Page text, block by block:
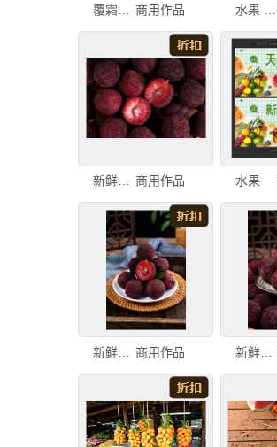
商用作品
新鲜饱满的红杨梅特写 商用作品 水果
商用作品 新鲜诱人的红杨梅堆叠